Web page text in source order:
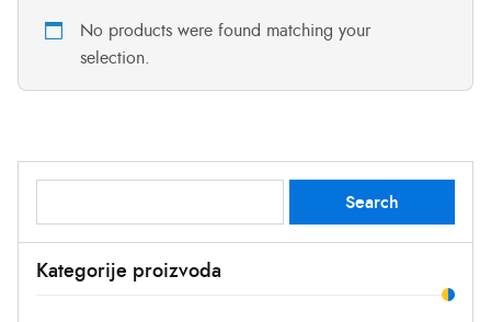
No products were found matching your
selection.
for:
Search
Kategorije proizvoda